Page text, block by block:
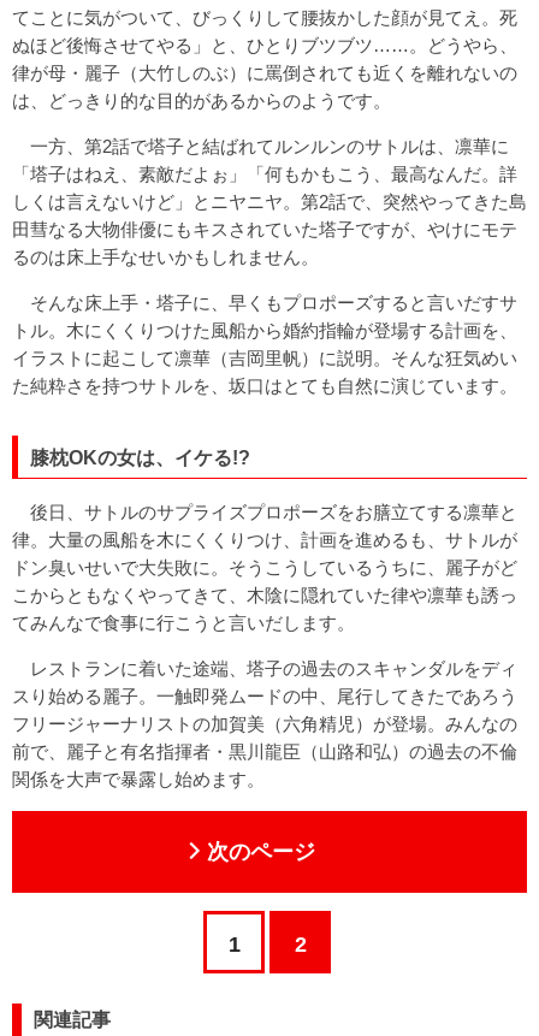
てことに気がついて、びっくりして腰抜かした顔が見てえ。死
ぬほど後悔させてやる」と、ひとりブツブツ……。どうやら、
律が母・麗子（大竹しのぶ）に罵倒されても近くを離れないの
は、どっきり的な目的があるからのようです。
一方、第2話で塔子と結ばれてルンルンのサトルは、凛華に
「塔子はねえ、素敵だよぉ」「何もかもこう、最高なんだ。詳
しくは言えないけど」とニヤニヤ。第2話で、突然やってきた島
田彗なる大物俳優にもキスされていた塔子ですが、やけにモテ
るのは床上手なせいかもしれません。
そんな床上手・塔子に、早くもプロポーズすると言いだすサ
トル。木にくくりつけた風船から婚約指輪が登場する計画を、
イラストに起こして凛華（吉岡里帆）に説明。そんな狂気めい
た純粋さを持つサトルを、坂口はとても自然に演じています。
膝枕OKの女は、イケる!?
後日、サトルのサプライズプロポーズをお膳立てする凛華と
律。大量の風船を木にくくりつけ、計画を進めるも、サトルが
ドン臭いせいで大失敗に。そうこうしているうちに、麗子がど
こからともなくやってきて、木陰に隠れていた律や凛華も誘っ
てみんなで食事に行こうと言いだします。
レストランに着いた途端、塔子の過去のスキャンダルをディ
スり始める麗子。一触即発ムードの中、尾行してきたであろう
フリージャーナリストの加賀美（六角精児）が登場。みんなの
前で、麗子と有名指揮者・黒川龍臣（山路和弘）の過去の不倫
関係を大声で暴露し始めます。
次のページ
1 2
関連記事